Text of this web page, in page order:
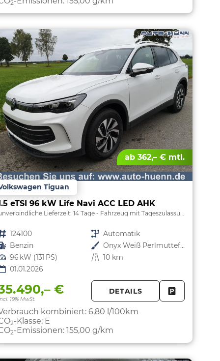
2
ab 362,– € mtl.
Tiguan
eTSI 96 kW Life Navi ACC LED AHK
Lieferzeit: 14 Tage Fahrzeug mit Tageszulassung
Fahrzeugnr. 124100 Getriebe Automatik
Kraftstoff Benzin Außenfarbe
Onyx Weiß Perlmutteffekt
Leistung 96 kW (131 PS) Kilometerstand 10 km
01.01.2026
€
19% MwSt.
DETAILS
kombiniert: 6,80 l/100km
2-Klasse: E
2-Emissionen: 155,00 g/km